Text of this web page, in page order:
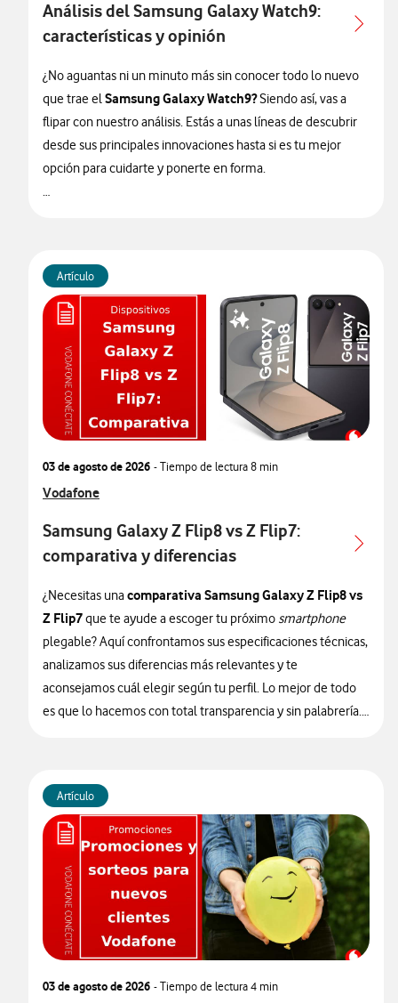
Análisis del Samsung Galaxy Watch9:
características y opinión
¿No aguantas ni un minuto más sin conocer todo lo nuevo
que trae elSamsung Galaxy Watch9?Siendo así, vas a
flipar con nuestro análisis. Estás a unas líneas de descubrir
desde sus principales innovaciones hasta si es tu mejor
opción para cuidarte y ponerte en forma.
junto a tu tarifa.
Artículo
03 de agosto de 2026 - Tiempo de lectura8 min
Ver más articulos relacionados con
Vodafone
Samsung Galaxy Z Flip8 vs Z Flip7:
comparativa y diferencias
¿Necesitas unacomparativa Samsung Galaxy Z Flip8 vs
Z Flip7que te ayude a escoger tu próximo smartphone
plegable? Aquí confrontamos sus especificaciones técnicas,
analizamos sus diferencias más relevantes y te
aconsejamos cuál elegir según tu perfil. Lo mejor de todo
es que lo hacemos con total transparencia y sin palabrería.
Artículo
03 de agosto de 2026 - Tiempo de lectura4 min